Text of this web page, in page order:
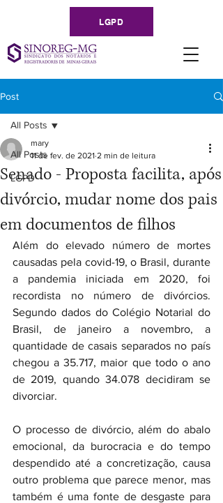
LGPD
Post
All Posts
LGPD
All Posts
Senado - Proposta facilita, após
divórcio, mudar nome dos pais
em documentos de filhos
mary
11 de fev. de 2021 2 min de leitura
Além do elevado número de mortes
causadas pela covid-19, o Brasil, durante
a pandemia iniciada em 2020, foi
recordista no número de divórcios.
Segundo dados do Colégio Notarial do
Brasil, de janeiro a novembro, a
quantidade de casais separados no país
chegou a 35.717, maior que todo o ano
de 2019, quando 34.078 decidiram se
divorciar.
O processo de divórcio, além do abalo
emocional, da burocracia e do tempo
despendido até a concretização, causa
outro problema que parece menor, mas
também é uma fonte de desgaste para